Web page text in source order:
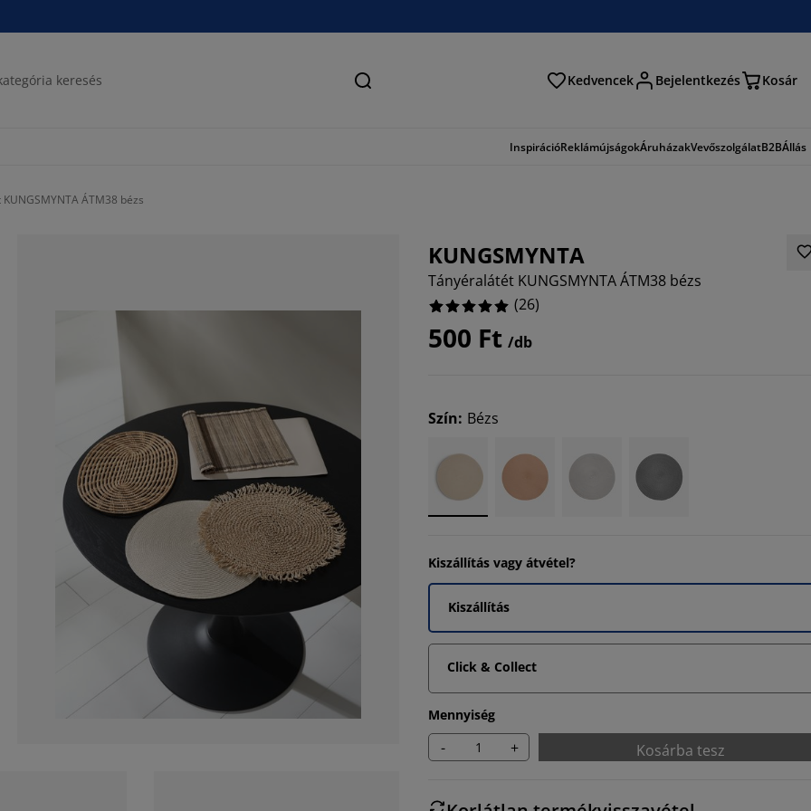
Keresés Kedvencek Bejelentkezés Kosár
InspirációReklámújságokÁruházakVevőszolgálatB2BÁllás
ÁTM38 bézs
KUNGSMYNTA
Tányéralátét KUNGSMYNTA ÁTM38 bézs
(26)
500 Ft /db
Szín: Bézs
Kiszállítás vagy átvétel?
Kiszállítás
Click & Collect
Mennyiség
- + Kosárba tesz